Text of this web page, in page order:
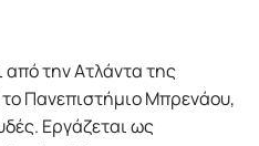
την Ατλάντα της
Πανεπιστήμιο Μπρενάου,
Εργάζεται ως